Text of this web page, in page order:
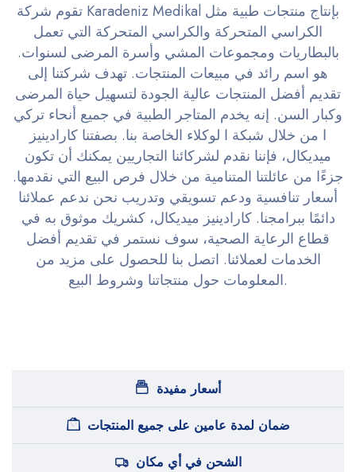
تقوم شركة Karadeniz Medikal بإنتاج منتجات طبية مثل
الكراسي المتحركة والكراسي المتحركة التي تعمل
بالبطاريات ومجموعات المشي وأسرة المرضى لسنوات.
هو اسم رائد في مبيعات المنتجات. تهدف شركتنا إلى
تقديم أفضل المنتجات عالية الجودة لتسهيل حياة المرضى
وكبار السن. إنه يخدم المتاجر الطبية في جميع أنحاء تركي
ا من خلال شبكة ا لوكلاء الخاصة بنا. بصفتنا كارادينيز
ميديكال، فإننا نقدم لشركائنا التجاريين يمكنك أن تكون
جزءًا من عائلتنا المتنامية من خلال فرص البيع التي نقدمها.
أسعار تنافسية ودعم تسويقي وتدريب نحن ندعم عملائنا
دائمًا ببرامجنا. كارادينيز ميديكال، كشريك موثوق به في
قطاع الرعاية الصحية، سوف نستمر في تقديم أفضل
الخدمات لعملائنا. اتصل بنا للحصول على مزيد من
المعلومات حول منتجاتنا وشروط البيع.
أسعار مفيدة
ضمان لمدة عامين على جميع المنتجات
الشحن في أي مكان